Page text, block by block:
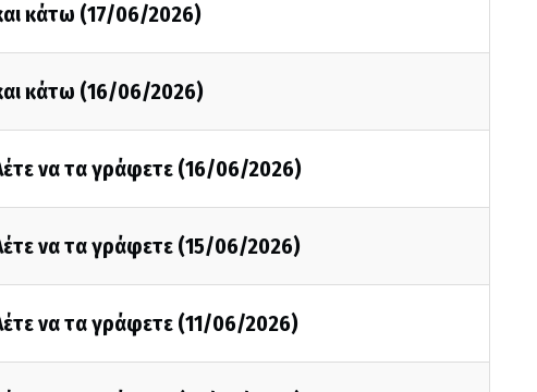
κάτω (17/06/2026)
κάτω (16/06/2026)
να τα γράφετε (16/06/2026)
να τα γράφετε (15/06/2026)
να τα γράφετε (11/06/2026)